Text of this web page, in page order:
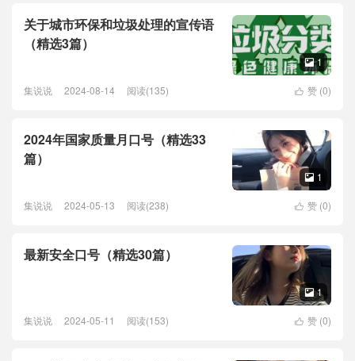
关于城市环保和垃圾处理的宣传语
（精选3篇）
 1
 赞 (0)
集说说 2024-08-14 阅读(135)
2024年国家质量月口号（精选33
篇）
 1
 赞 (0)
集说说 2024-05-13 阅读(238)
最新安全口号（精选30篇）
 1
 赞 (0)
集说说 2024-05-11 阅读(153)